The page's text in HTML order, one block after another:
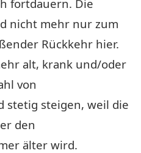
fortdauern. Die
nicht mehr nur zum
Rückkehr hier.
alt, krank und/oder
von
stetig steigen, weil die
den
älter wird.